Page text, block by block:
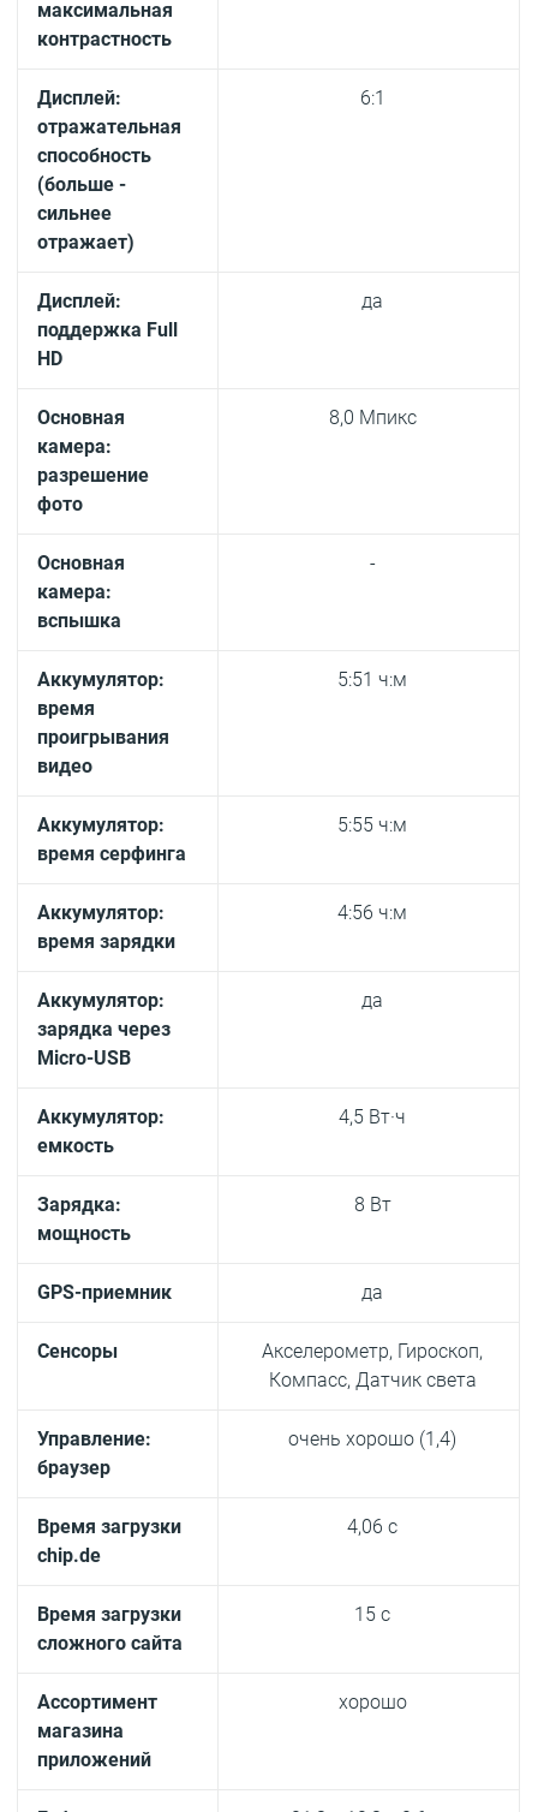
максимальная
контрастность
Дисплей:
отражательная
способность
(больше -
сильнее
отражает)
6:1
Дисплей:
поддержка Full
HD
да
Основная
камера:
разрешение
фото
8,0 Мпикс
Основная
камера:
вспышка
-
Аккумулятор:
время
проигрывания
видео
5:51 ч:м
Аккумулятор:
время серфинга
5:55 ч:м
Аккумулятор:
время зарядки
4:56 ч:м
Аккумулятор:
зарядка через
Micro-USB
да
Аккумулятор:
емкость
4,5 Вт·ч
Зарядка:
мощность
8 Вт
GPS-приемник да
Сенсоры
Акселерометр, Гироскоп,
Компасс, Датчик света
Управление:
браузер
очень хорошо (1,4)
Время загрузки
chip.de
4,06 c
Время загрузки
сложного сайта
15 c
Ассортимент
магазина
приложений
хорошо